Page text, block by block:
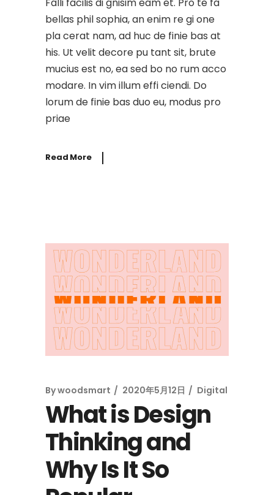
Falli facilis di gnisim eam et. Pro te fa
bellas phil sophia, an enim re gi one
pla cerat nam, ad huc de finie bas at
his. Ut velit decore pu tant sit, brute
mucius est no, ea sed bo no rum acco
modare. In vim illum effi ciendi. Do
lorum de finie bas duo eu, modus pro
priae
Read More
Bywoodsmart 2020年5月12日 Digital
What is Design
Thinking and
Why Is It So